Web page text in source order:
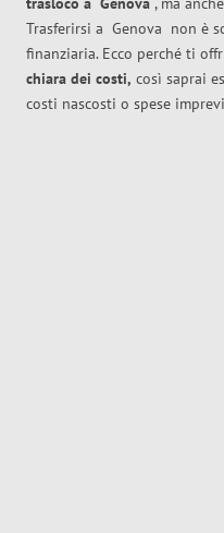
Trasferirsi a Genova non è
finanziaria. Ecco perché ti
chiara dei costi, così saprai
costi nascosti o spese